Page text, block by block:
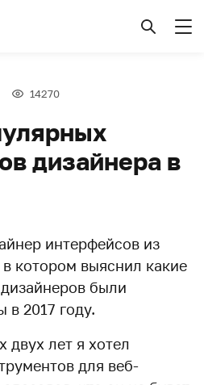
14270
дизайнера в
интерфейсов из
котором выяснил какие
были
в 2017 году.
двух лет я хотел
для веб-